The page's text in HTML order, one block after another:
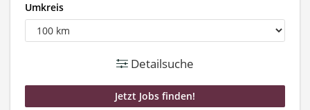
Umkreis
Detailsuche